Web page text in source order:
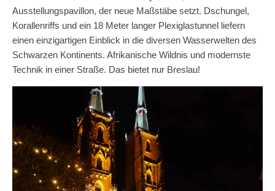
Ausstellungspavillon, der neue Maßstäbe setzt. Dschungel,
Korallenriffs und ein 18 Meter langer Plexiglastunnel liefern
einen einzigartigen Einblick in die diversen Wasserwelten des
Schwarzen Kontinents. Afrikanische Wildnis und modernste
Technik in einer Straße. Das bietet nur Breslau!